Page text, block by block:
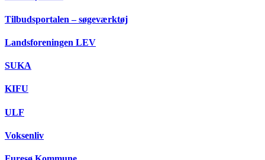
Tilbudsportalen – søgeværktøj
Landsforeningen LEV
SUKA
KIFU
ULF
Voksenliv